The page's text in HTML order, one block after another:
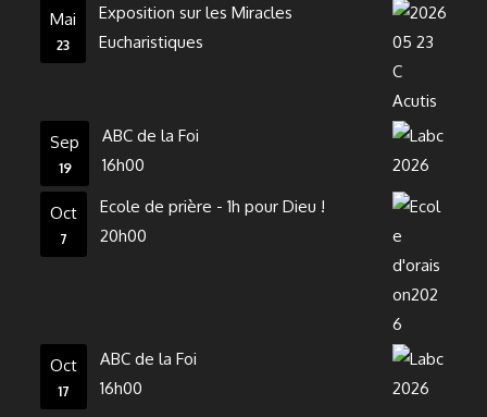
Mai
23
Exposition sur les Miracles
Eucharistiques
Sep
19
ABC de la Foi
16h00
Oct
7
Ecole de prière - 1h pour Dieu !
20h00
Oct
17
ABC de la Foi
16h00